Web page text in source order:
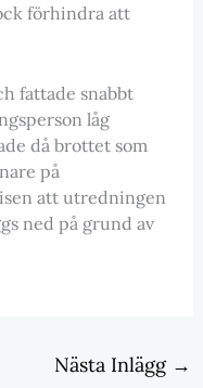
förhindra att
fattade snabbt
låg
då brottet som
på
att utredningen
ned på grund av
Nästa Inlägg →